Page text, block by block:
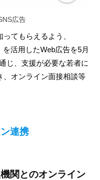
広告
てもらえるよう、
活用したWeb広告を5月
じ、支援が必要な若者に
、オンライン面接相談等
連携
関とのオンライン